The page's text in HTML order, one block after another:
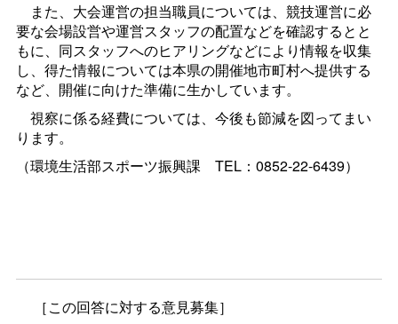
また、大会運営の担当職員については、競技運営に必
要な会場設営や運営スタッフの配置などを確認するとと
もに、同スタッフへのヒアリングなどにより情報を収集
し、得た情報については本県の開催地市町村へ提供する
など、開催に向けた準備に生かしています。
視察に係る経費については、今後も節減を図ってまい
ります。
（環境生活部スポーツ振興課 TEL：0852-22-6439）
［この回答に対する意見募集］